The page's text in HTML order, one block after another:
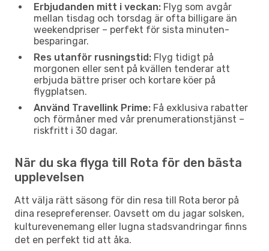
Erbjudanden mitt i veckan: Flyg som avgår
mellan tisdag och torsdag är ofta billigare än
weekendpriser – perfekt för sista minuten-
besparingar.
Res utanför rusningstid: Flyg tidigt på
morgonen eller sent på kvällen tenderar att
erbjuda bättre priser och kortare köer på
flygplatsen.
Använd Travellink Prime: Få exklusiva rabatter
och förmåner med vår prenumerationstjänst –
riskfritt i 30 dagar.
När du ska flyga till Rota för den bästa
upplevelsen
Att välja rätt säsong för din resa till Rota beror på
dina resepreferenser. Oavsett om du jagar solsken,
kulturevenemang eller lugna stadsvandringar finns
det en perfekt tid att åka.